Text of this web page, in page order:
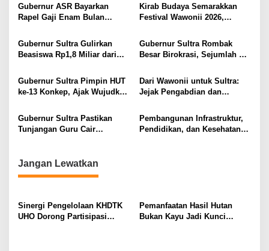
s
p
o
s
Gubernur ASR Bayarkan
Rapel Gaji Enam Bulan
Waktu Sultra
Kirab Budaya Semarakkan
Festival Wawonii 2026,
Pemkab Konkep
Gubernur Sultra Gulirkan
Beasiswa Rp1,8 Miliar dari
Dibuka Pekan Depan
Gubernur Sultra Rombak
Besar Birokrasi, Sejumlah Plt
Gubernur Sultra Pimpin HUT
ke-13 Konkep, Ajak Wujudkan
Dari Wawonii untuk Sultra:
Jejak Pengabdian dan
Sumangerukka
Gubernur Sultra Pastikan
Tunjangan Guru Cair
Pembangunan Infrastruktur,
Pendidikan, dan Kesehatan
Jangan Lewatkan
Sinergi Pengelolaan KHDTK
UHO Dorong Partisipasi
Pemanfaatan Hasil Hutan
Bukan Kayu Jadi Kunci